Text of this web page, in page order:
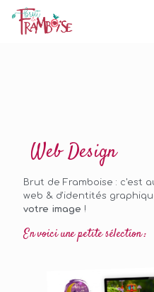
Web Design
Brut de Framboise : c'est
web & d'identités
votre image !
En voici une petite sélection :